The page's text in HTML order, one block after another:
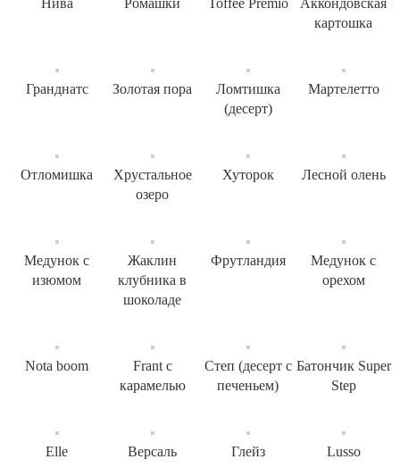
Нива Ромашки Toffee Premio
Аккондовская
картошка
Гранднатс Золотая пора
Ломтишка
(десерт)
Мартелетто
Отломишка
Хрустальное
озеро
Хуторок Лесной олень
Медунок с
изюмом
Жаклин
клубника в
шоколаде
Фрутландия
Медунок с
орехом
Nota boom
Frant с
карамелью
Степ (десерт с
печеньем)
Батончик Super
Step
Elle Версаль Глейз Lusso